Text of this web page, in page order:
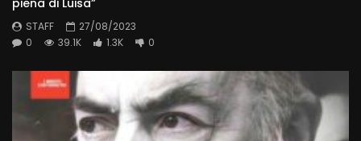
piena di Luisa”
STAFF
27/08/2023
0
39.1K 1.3K 0